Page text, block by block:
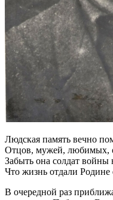
Людская память вечно
Отцов, мужей, любимых,
Забыть она солдат войны
Что жизнь отдали Родине
В очередной раз